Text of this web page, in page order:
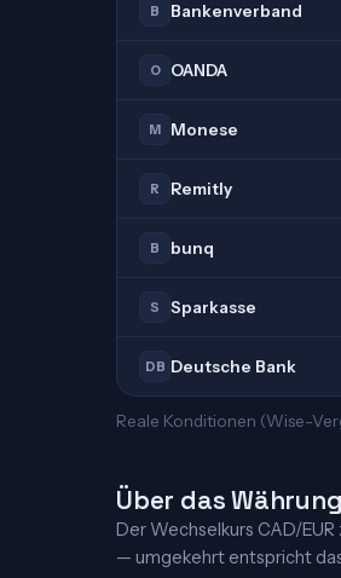
B Bankenverband
O OANDA
M Monese
R Remitly
B bunq
S Sparkasse
DB Deutsche Bank
Reale Konditionen (Wise-
Über das
Der Wechselkurs CAD/
— umgekehrt entspricht das